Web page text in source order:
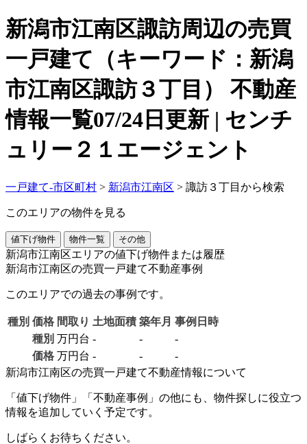
新潟市江南区諏訪周辺の売買
一戸建て（キーワード：新潟
市江南区諏訪３丁目） 不動産
情報一覧07/24日更新 | センチ
ュリー２１エージェント
一戸建て-市区町村 > 新潟市江南区 > 諏訪３丁目から検索
このエリアの物件を見る
値下げ物件 物件一覧 その他
新潟市江南区エリアの値下げ物件または履歴
新潟市江南区の売買一戸建て不動産事例
このエリアでの過去の事例です。
種別 価格 間取り 土地面積 築年月 事例日時
種別 万円台 - -
-
価格 万円台 - -
-
新潟市江南区の売買一戸建て不動産情報について
「値下げ物件」「不動産事例」の他にも、物件探しに役立つ
情報を追加していく予定です。
しばらくお待ちください。